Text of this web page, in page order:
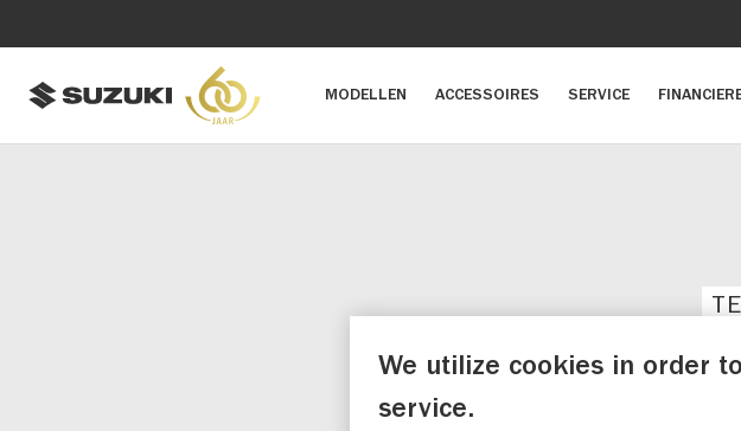
MODELLEN ACCESSOIRES SERVICE
TEST:
We utilize cookies in order
service.